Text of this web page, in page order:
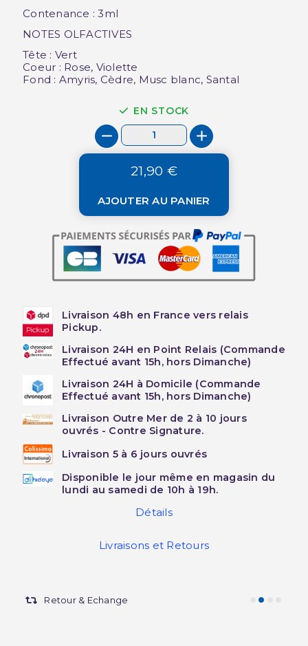
Contenance : 3ml
NOTES OLFACTIVES
Tête : Vert
Coeur : Rose, Violette
Fond : Amyris, Cèdre, Musc blanc, Santal
EN STOCK
21,90 €
AJOUTER AU PANIER
Livraison 48h en France vers relais
Pickup.
Livraison 24H en Point Relais (Commande
Effectué avant 15h, hors Dimanche)
Livraison 24H à Domicile (Commande
Effectué avant 15h, hors Dimanche)
Livraison Outre Mer de 2 à 10 jours
ouvrés - Contre Signature.
Livraison 5 à 6 jours ouvrés
Disponible le jour même en magasin du
lundi au samedi de 10h à 19h.
Détails
Livraisons et Retours
Retour & Echange